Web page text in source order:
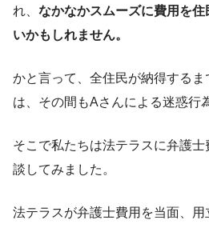
れ、 なかなかスムーズに費用を
いかもしれません。
かと言って、全住民が納得する
は、その間もAさんによる迷惑行
そこで私たちは法テラスに弁護
談してみました。
法テラスが弁護士費用を当面、